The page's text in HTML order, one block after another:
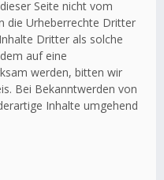
Seite nicht vom
die Urheberrechte Dritter
Dritter als solche
auf eine
werden, bitten wir
Bei Bekanntwerden von
Inhalte umgehend